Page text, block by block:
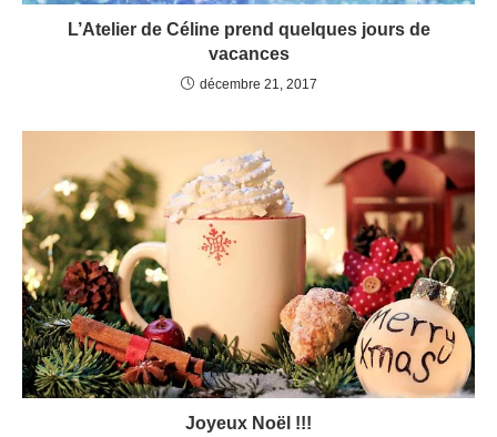
L’Atelier de Céline prend quelques jours de
vacances
décembre 21, 2017
Joyeux Noël !!!